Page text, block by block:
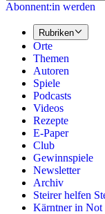
Abonnent:in werden
Rubriken
Orte
Themen
Autoren
Spiele
Podcasts
Videos
Rezepte
E-Paper
Club
Gewinnspiele
Newsletter
Archiv
Steirer helfen
Kärntner in Not